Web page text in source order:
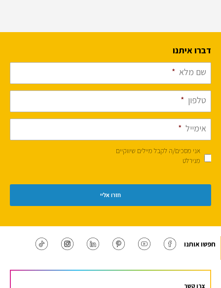
דברו איתנו
שם מלא *
טלפון *
אימייל *
אני מסכים/ה לקבל מיילים שיווקיים
מנירלט
חפשו אותנו
צרו קשר